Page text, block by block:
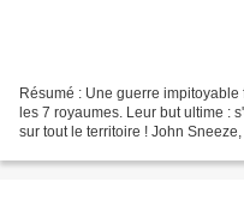
Résumé : Une guerre
les 7 royaumes. Leur but ultime :
sur tout le territoire ! John